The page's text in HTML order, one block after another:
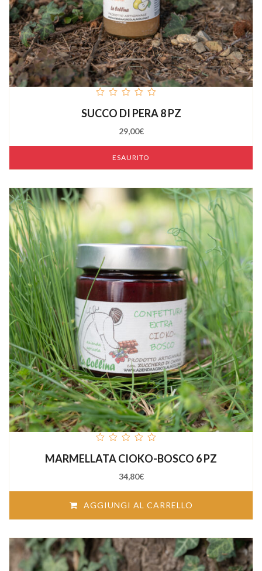
of
5
SUCCO DI PERA 8 PZ
29,00€
ESAURITO
of
5
MARMELLATA CIOKO-BOSCO 6 PZ
34,80€
AGGIUNGI AL CARRELLO